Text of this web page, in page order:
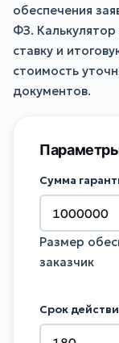
обеспечения
ФЗ.
ставку и
стоимость
документов.
Сумма
Размер
заказчик
Срок